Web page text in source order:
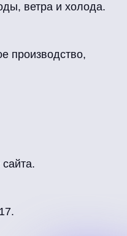
ветра и холода.
производство,